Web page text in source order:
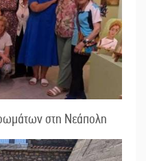
στη Νεάπολη